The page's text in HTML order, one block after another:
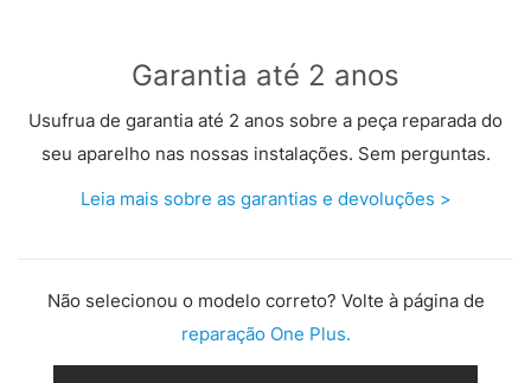
Garantia até 2 anos
Usufrua de garantia até 2 anos sobre a peça reparada do
seu aparelho nas nossas instalações. Sem perguntas.
Leia mais sobre as garantias e devoluções >
Não selecionou o modelo correto? Volte à página de
reparação One Plus.